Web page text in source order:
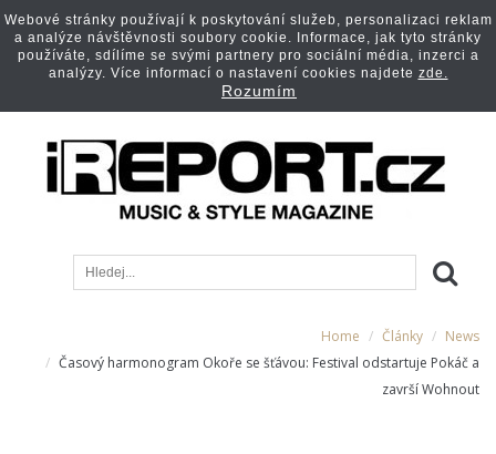
Home Články
News
Časový harmonogram Okoře se šťávou: Festival odstartuje Pokáč a
završí Wohnout
Webové stránky používají k poskytování služeb, personalizaci reklam
a analýze návštěvnosti soubory cookie. Informace, jak tyto stránky
používáte, sdílíme se svými partnery pro sociální média, inzerci a
analýzy. Více informací o nastavení cookies najdete zde.
Rozumím